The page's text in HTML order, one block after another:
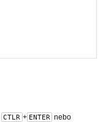
CTLR + ENTER nebo